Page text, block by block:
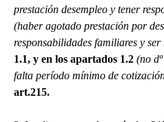
prestación desempleo y tener
(haber agotado prestación por
responsabilidades familiares y
1.1, y en los apartados 1.2 (no
falta período mínimo de
art.215.